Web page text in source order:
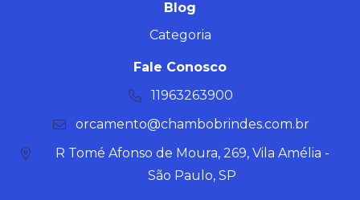
Blog
Categoria
Fale Conosco
11963263900
orcamento@chambobrindes.com.br
R Tomé Afonso de Moura, 269, Vila Amélia -
São Paulo, SP